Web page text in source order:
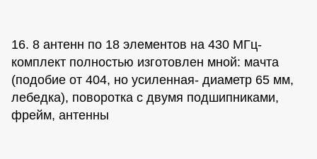
16. 8 антенн по 18 элементов на 430 МГц-
комплект полностью изготовлен мной: мачта
(подобие от 404, но усиленная- диаметр 65 мм,
лебедка), поворотка с двумя подшипниками,
фрейм, антенны